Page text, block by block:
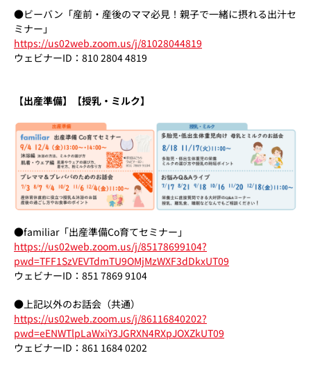
●ビーバン「産前・産後のママ必見！親子で一緒に摂れる出汁セ
ミナー」
https://us02web.zoom.us/j/81028044819
ウェビナーID：810 2804 4819
【出産準備】【授乳・ミルク】
●familiar「出産準備Co育てセミナー」
https://us02web.zoom.us/j/85178699104?
pwd=TFF1SzVEVTdmTU9OMjMzWXF3dDkxUT09
ウェビナーID：851 7869 9104
●上記以外のお話会（共通）
https://us02web.zoom.us/j/86116840202?
pwd=eENWTlpLaWxiY3JGRXN4RXpJOXZkUT09
ウェビナーID：861 1684 0202